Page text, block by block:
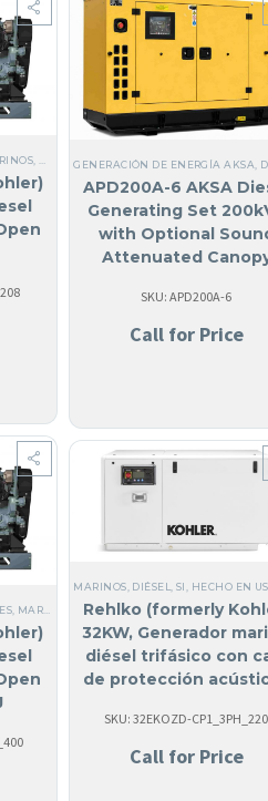
MARINOS , DIÉSEL,SI, HECHO EN USA,
GENERACIÓN DE ENERGÍA AKSA
APD200A-6 AKSA
Generating Set
with Optional
Attenuated
SKU: APD200A-6
Call for Price
MARINOS DIÉSEL, SI, HECHO EN USA,
MARINOS DIÉSEL ,SI, HECHO EN
Rehlko (formerly
32KW, Generador
diésel trifásico con
de protección
SKU: 32EKOZD-CP1_3PH_220
Call for Price